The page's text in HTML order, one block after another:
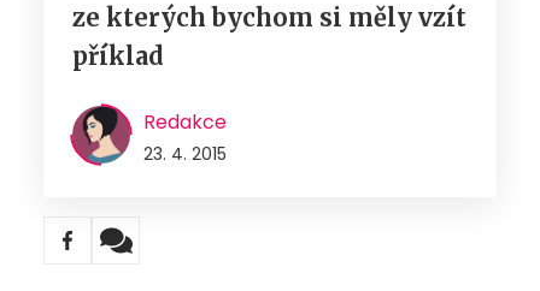
ze kterých bychom si měly vzít
příklad
Redakce
23. 4. 2015